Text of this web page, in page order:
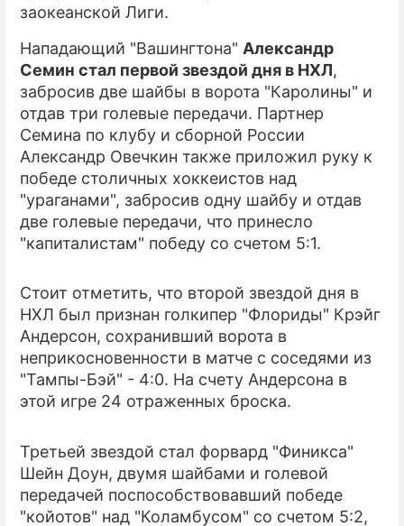
ПРЕСС-РЕЛИЗЫ
О ПРОЕКТЕ
заокеанской Лиги.
Нападающий "Вашингтона" Александр
Семин стал первой звездой дня в НХЛ,
забросив две шайбы в ворота "Каролины" и
отдав три голевые передачи. Партнер
Семина по клубу и сборной России
Александр Овечкин также приложил руку к
победе столичных хоккеистов над
"ураганами", забросив одну шайбу и отдав
две голевые передачи, что принесло
"капиталистам" победу со счетом 5:1.
Стоит отметить, что второй звездой дня в
НХЛ был признан голкипер "Флориды" Крэйг
Андерсон, сохранивший ворота в
неприкосновенности в матче с соседями из
"Тампы-Бэй" - 4:0. На счету Андерсона в
этой игре 24 отраженных броска.
Третьей звездой стал форвард "Финикса"
Шейн Доун, двумя шайбами и голевой
передачей поспособствовавший победе
"койотов" над "Коламбусом" со счетом 5:2,